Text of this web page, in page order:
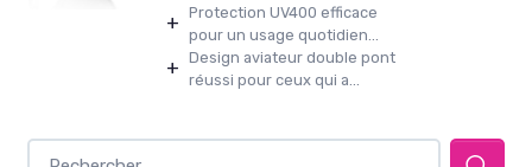
+ Protection UV400 efficace
pour un usage quotidien...
+ Design aviateur double pont
réussi pour ceux qui a...